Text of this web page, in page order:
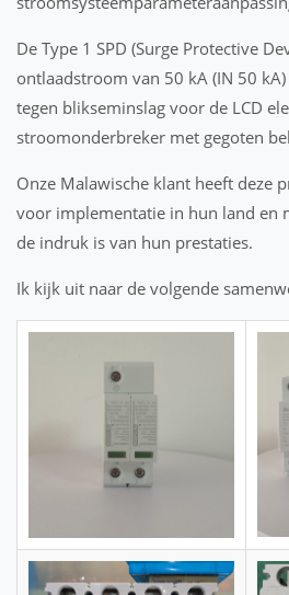
De Type 1 SPD (Surge Protective
ontlaadstroom van 50 kA (IN 50
tegen blikseminslag voor de LCD
stroomonderbreker met gegoten
Onze Malawische klant heeft deze
voor implementatie in hun land en
de indruk is van hun prestaties.
Ik kijk uit naar de volgende